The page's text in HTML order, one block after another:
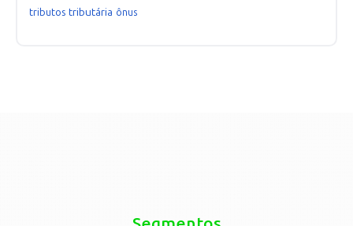
tributos tributária ônus